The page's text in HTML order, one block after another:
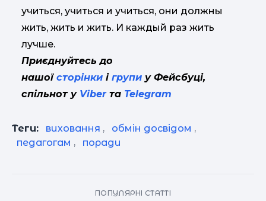
учиться, учиться и учиться, они должны
жить, жить и жить. И каждый раз жить
лучше.
Приєднуйтесь до
нашої сторінки і групи у Фейсбуці,
спільнот у Viberта Telegram
Теги: виховання , обмін досвідом ,
педагогам , поради
ПОПУЛЯРНІ СТАТТІ